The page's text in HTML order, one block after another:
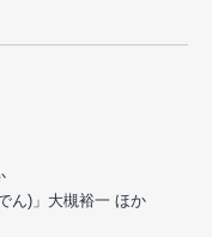
)」大槻裕一 ほか